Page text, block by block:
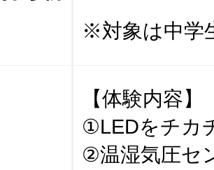
※対象は中学
【体験内容】
①LEDをチカ
②温湿気圧セ